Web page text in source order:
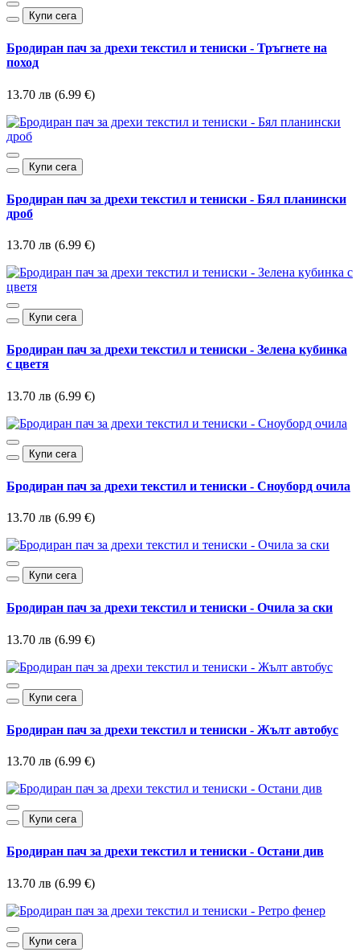
Купи сега
Бродиран пач за дрехи текстил и тениски - Тръгнете на
поход
13.70 лв (6.99 €)
Купи сега
Бродиран пач за дрехи текстил и тениски - Бял планински
дроб
13.70 лв (6.99 €)
Купи сега
Бродиран пач за дрехи текстил и тениски - Зелена кубинка
с цветя
13.70 лв (6.99 €)
Купи сега
Бродиран пач за дрехи текстил и тениски - Сноуборд очила
13.70 лв (6.99 €)
Купи сега
Бродиран пач за дрехи текстил и тениски - Очила за ски
13.70 лв (6.99 €)
Купи сега
Бродиран пач за дрехи текстил и тениски - Жълт автобус
13.70 лв (6.99 €)
Купи сега
Бродиран пач за дрехи текстил и тениски - Остани див
13.70 лв (6.99 €)
Купи сега